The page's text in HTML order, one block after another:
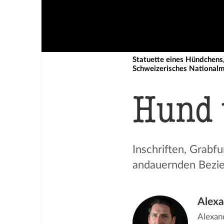
Statuette eines
Schweizerisches
Hund
Inschriften,
andauernden